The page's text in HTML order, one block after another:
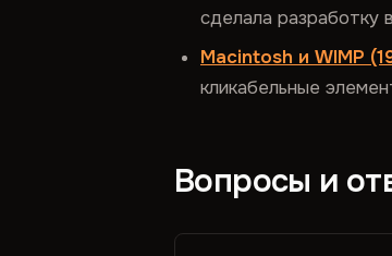
сделала разработку
Macintosh и WIMP
кликабельные
Вопросы и